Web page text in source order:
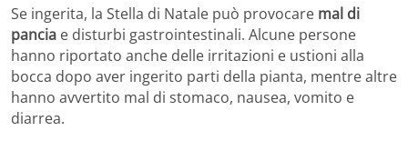
Se ingerita, la Stella di Natale può provocare mal di
pancia e disturbi gastrointestinali. Alcune persone
hanno riportato anche delle irritazioni e ustioni alla
bocca dopo aver ingerito parti della pianta, mentre altre
hanno avvertito mal di stomaco, nausea, vomito e
diarrea.